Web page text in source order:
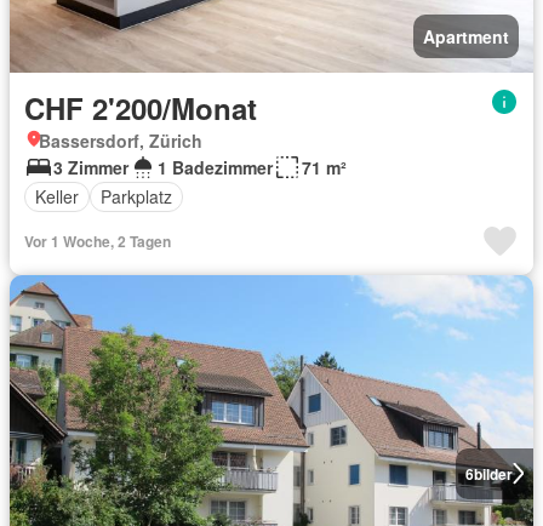
Apartment
CHF 2'200/Monat
Bassersdorf, Zürich
3 Zimmer
1 Badezimmer
71 m²
Keller
Parkplatz
Vor 1 Woche, 2 Tagen
6bilder